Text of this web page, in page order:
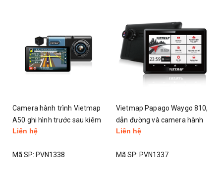
Vietmap Papago Waygo 810,
dẫn đường và camera hành
trình | tặng PMH 100k
Liên hệ
Mã SP: PVN1337
Camera hành trình Vietmap
D19 camera kép kèm dẫn
đường đặt taplo
Liên hệ
Mã SP: PVN1336